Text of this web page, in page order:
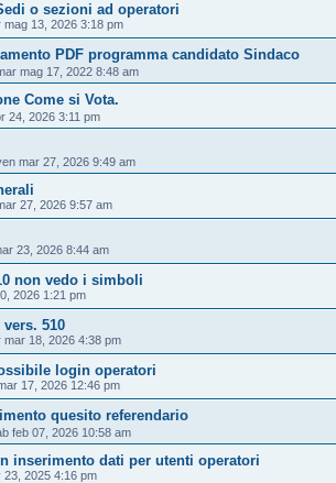
o sezioni ad operatori
mag 13, 2026 3:18 pm
PDF programma candidato Sindaco
mag 17, 2022 8:48 am
Come si Vota.
24, 2026 3:11 pm
mar 27, 2026 9:49 am
27, 2026 9:57 am
23, 2026 8:44 am
non vedo i simboli
2026 1:21 pm
510
mar 18, 2026 4:38 pm
login operatori
17, 2026 12:46 pm
quesito referendario
feb 07, 2026 10:58 am
inserimento dati per utenti operatori
23, 2025 4:16 pm